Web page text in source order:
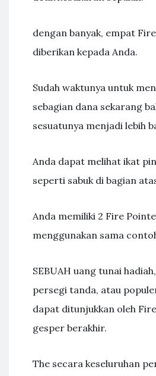
dengan banyak, empat
diberikan kepada Anda.
Sudah waktunya untuk
sebagian dana sekarang
sesuatunya menjadi lebih
Anda dapat melihat ikat
seperti sabuk di bagian
Anda memiliki 2 Fire
menggunakan sama
SEBUAH uang tunai
persegi tanda, atau
dapat ditunjukkan oleh
gesper berakhir.
The secara keseluruhan